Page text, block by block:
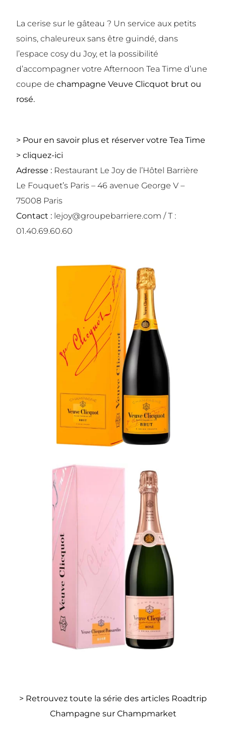
La cerise sur le gâteau ? Un service aux petits
soins, chaleureux sans être guindé, dans
l’espace cosy du Joy, et la possibilité
d’accompagner votre Afternoon Tea Time d’une
coupe dechampagne Veuve Clicquot brut ou
rosé.
> Pour en savoir plus et réserver votre Tea Time
> cliquez-ici
Adresse : Restaurant Le Joy de l’Hôtel Barrière
Le Fouquet’s Paris – 46 avenue George V –
75008 Paris
Contact : lejoy@groupebarriere.com / T :
01.40.69.60.60
> Retrouvez toute la série des articles Roadtrip
Champagne sur Champmarket